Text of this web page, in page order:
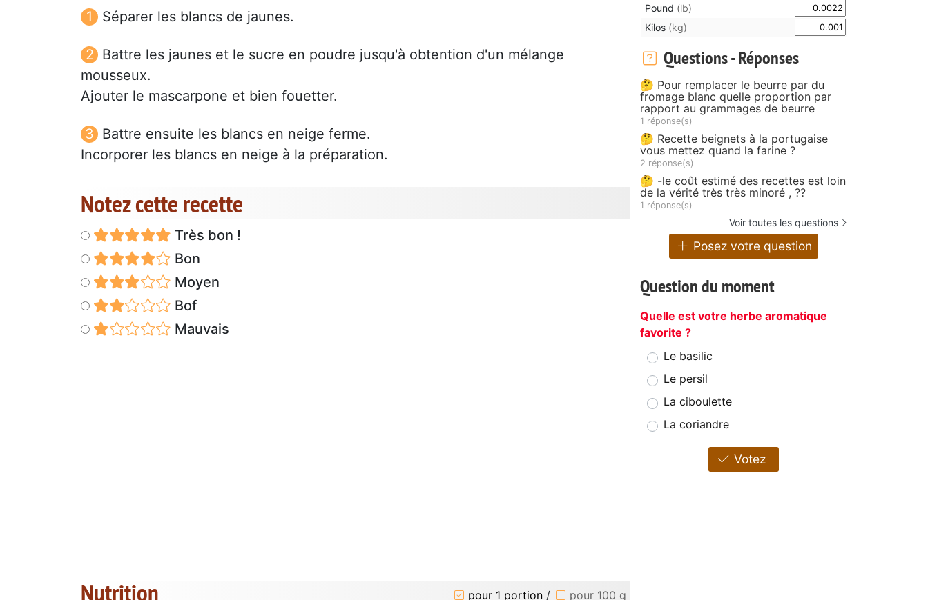
Séparer les blancs de jaunes.
Battre les jaunes et le sucre en poudre jusqu'à obtention d'un mélange
mousseux.
Ajouter le mascarpone et bien fouetter.
Battre ensuite les blancs en neige ferme.
Incorporer les blancs en neige à la préparation.
Notez cette recette
Très bon !
Bon
Moyen
Bof
Mauvais
Nutrition pour 1 portion / pour 100 g
Pound (lb)
Kilos (kg)
Questions - Réponses
🤔 Pour remplacer le beurre par du
fromage blanc quelle proportion par
rapport au grammages de beurre
1 réponse(s)
🤔 Recette beignets à la portugaise
vous mettez quand la farine ?
2 réponse(s)
🤔 -le coût estimé des recettes est loin
de la vérité très très minoré , ??
1 réponse(s)
Voir toutes les questions
Posez votre question
Question du moment
Quelle est votre herbe aromatique
favorite ?
Le basilic
Le persil
La ciboulette
La coriandre
Votez